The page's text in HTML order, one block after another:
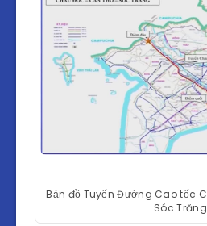
Bản đồ Tuyến Đường Cao tốc
Sóc Trăng